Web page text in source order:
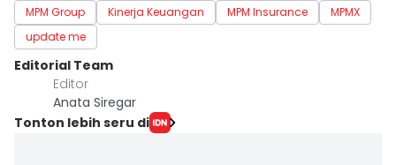
MPM Group Kinerja Keuangan MPM Insurance
MPMX
update me
Editorial Team
Editor
Anata Siregar
Tonton lebih seru di